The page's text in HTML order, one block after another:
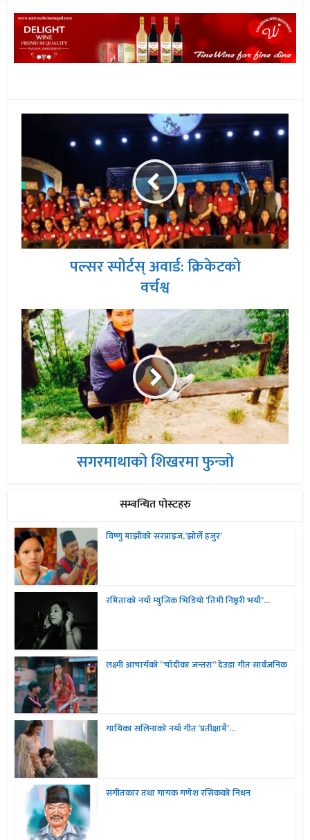
पल्सर स्पोर्टस् अवार्ड: क्रिकेटको
वर्चश्व
सगरमाथाको शिखरमा फुन्जो
सम्बन्धित पोस्टहरु
विष्णु माझीको सरप्राइज,’झोर्ले हजुर’
रमिताको नयाँ म्युजिक भिडियो ‘तिमी निष्ठुरी भयौ’...
लक्ष्मी आचार्यको “चॉदीका जन्तरा” देउडा गीत सार्वजनिक
गायिका सलिनाको नयाँ गीत ‘प्रतीक्षामै’...
संगीतकार तथा गायक गणेश रसिकको निधन